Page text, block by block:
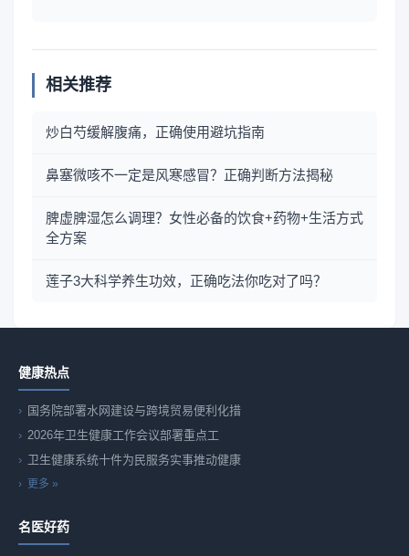
相关推荐
炒白芍缓解腹痛，正确使用避坑指南
鼻塞微咳不一定是风寒感冒？正确判断方法揭秘
脾虚脾湿怎么调理？女性必备的饮食+药物+生活方式
全方案
莲子3大科学养生功效，正确吃法你吃对了吗？
健康热点
国务院部署水网建设与跨境贸易便利化措
2026年卫生健康工作会议部署重点工
卫生健康系统十件为民服务实事推动健康
更多 »
名医好药